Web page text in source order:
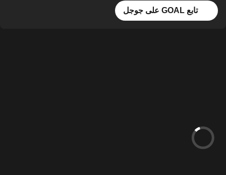
تابع GOAL على جوجل